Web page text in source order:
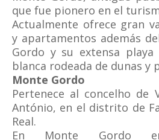
que fue pionero en el
Actualmente ofrece gran
y apartamentos además
Gordo y su extensa
blanca rodeada de dunas y
Monte Gordo
Pertenece al concelho de
António, en el distrito de
Real.
En Monte Gordo